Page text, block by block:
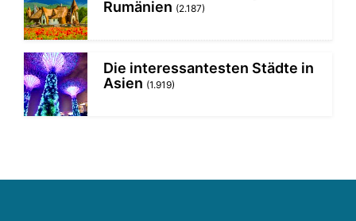
Rumänien (2.187)
Die interessantesten Städte in
Asien (1.919)